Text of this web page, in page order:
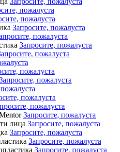
пожалуста
пожалуста
Запросите, пожалуста
пожалуста
Запросите, пожалуста
пожалуста
пожалуста
пожалуста
пожалуста
пожалуста
Запросите, пожалуста
лица Запросите, пожалуста
Запросите, пожалуста
Запросите, пожалуста
Запросите, пожалуста